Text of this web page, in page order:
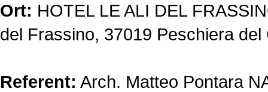
Ort: HOTEL LE ALI DEL
del Frassino, 37019 Peschiera del
Referent: Arch. Matteo Pontara